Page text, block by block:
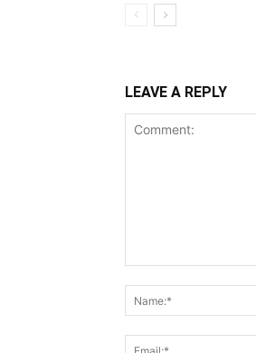
LEAVE A REPLY